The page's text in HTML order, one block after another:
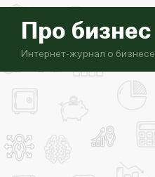
Про бизнес
Интернет-журнал о бизнесе